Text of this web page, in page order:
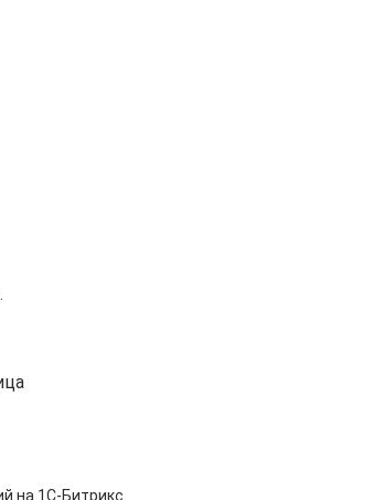
на 1С-Битрикс